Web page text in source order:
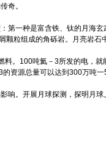
奇。
第一种是富含铁、钛的月海玄
颗粒组成的角砾岩。月亮岩石
料。100吨氦－3所发的电，就
资源总量可以达到300万吨
响。开展月球探测，探明月球